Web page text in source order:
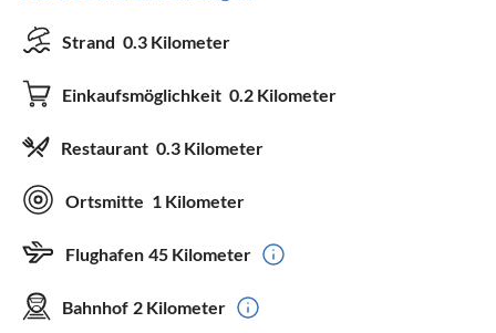
Strand 0.3 Kilometer
Einkaufsmöglichkeit 0.2 Kilometer
Restaurant 0.3 Kilometer
Ortsmitte 1 Kilometer
Flughafen 45 Kilometer
Bahnhof 2 Kilometer